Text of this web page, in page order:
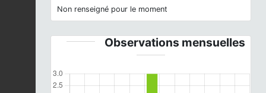
Non renseigné pour le moment
Observations mensuelles